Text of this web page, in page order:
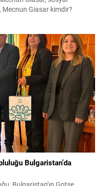
Giasar kimdir?
Bulgaristan’da
Bulgaristan’ın Gotse